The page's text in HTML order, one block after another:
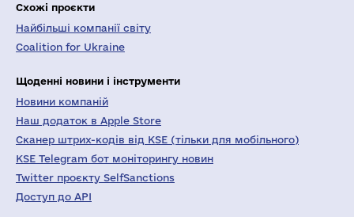
Схожі проєкти
Найбільші компанії світу
Coalition for Ukraine
Щоденні новини і інструменти
Новини компаній
Наш додаток в Apple Store
Сканер штрих-кодів від KSE (тільки для мобільного)
KSE Telegram бот моніторингу новин
Twitter проєкту SelfSanctions
Доступ до API